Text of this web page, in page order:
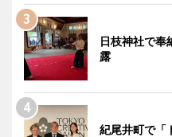
日枝神社で
露
紀尾井町で「